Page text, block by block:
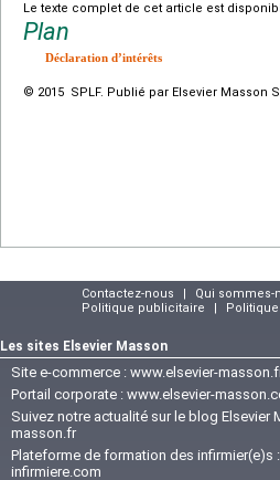
Le texte complet de cet article est
Plan
Déclaration d’intérêts
© 2015 SPLF. Publié par Elsevier Masson
Contactez-nous Qui sommes-
Politique publicitaire
Les sites Elsevier Masson
Site e-commerce : www.elsevier-
Portail corporate : www.elsevier-
Suivez notre actualité sur le blog Elsevier
masson.fr
Plateforme de formation des infirmier(e)s :
infirmiere.com